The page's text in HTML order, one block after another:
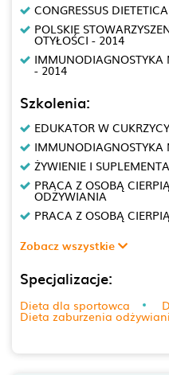
CONGRESSUS
POLSKIE
OTYŁOŚCI - 2014
IMMUNODIAGNOSTYKA
- 2014
Szkolenia:
EDUKATOR W
IMMUNODIAGNOSTYKA
ŻYWIENIE I
PRACA Z OSOBĄ
ODŻYWIANIA
PRACA Z OSOBĄ
Zobacz wszystkie
Specjalizacje:
Dieta dla sportowca
Dieta zaburzenia